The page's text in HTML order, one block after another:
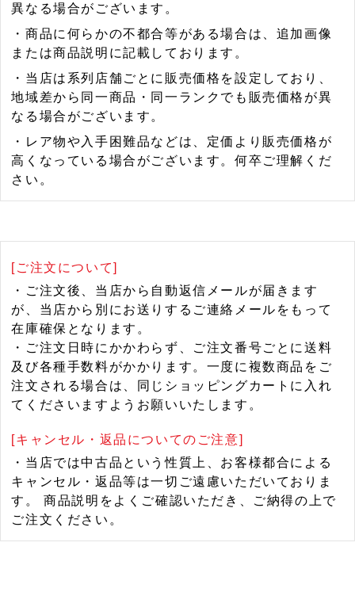
異なる場合がございます。
・商品に何らかの不都合等がある場合は、追加画像
または商品説明に記載しております。
・当店は系列店舗ごとに販売価格を設定しており、
地域差から同一商品・同一ランクでも販売価格が異
なる場合がございます。
・レア物や入手困難品などは、定価より販売価格が
高くなっている場合がございます。何卒ご理解くだ
さい。
[ご注文について]
・ご注文後、当店から自動返信メールが届きます
が、当店から別にお送りするご連絡メールをもって
在庫確保となります。
・ご注文日時にかかわらず、ご注文番号ごとに送料
及び各種手数料がかかります。一度に複数商品をご
注文される場合は、同じショッピングカートに入れ
てくださいますようお願いいたします。
[キャンセル・返品についてのご注意]
・当店では中古品という性質上、お客様都合による
キャンセル・返品等は一切ご遠慮いただいておりま
す。 商品説明をよくご確認いただき、ご納得の上で
ご注文ください。